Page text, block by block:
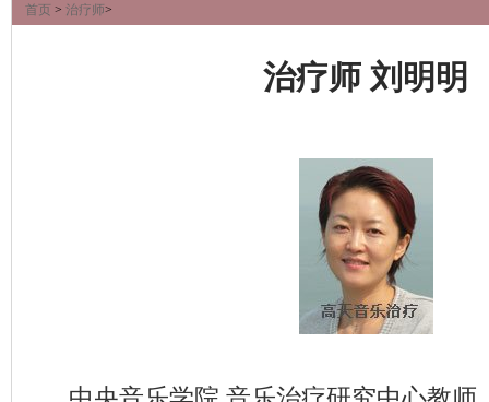
首页 > 治疗师>
治疗师 刘明明